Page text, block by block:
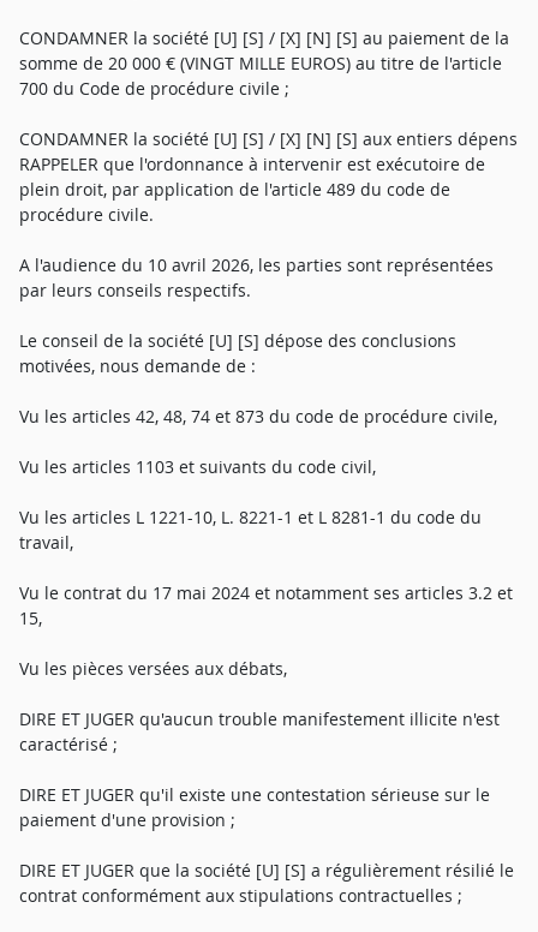
CONDAMNER la société [U] [S] / [X] [N] [S] au paiement de la
somme de 20 000 € (VINGT MILLE EUROS) au titre de l'article
700 du Code de procédure civile ;
CONDAMNER la société [U] [S] / [X] [N] [S] aux entiers dépens
RAPPELER que l'ordonnance à intervenir est exécutoire de
plein droit, par application de l'article 489 du code de
procédure civile.
A l'audience du 10 avril 2026, les parties sont représentées
par leurs conseils respectifs.
Le conseil de la société [U] [S] dépose des conclusions
motivées, nous demande de :
Vu les articles 42, 48, 74 et 873 du code de procédure civile,
Vu les articles 1103 et suivants du code civil,
Vu les articles L 1221-10, L. 8221-1 et L 8281-1 du code du
travail,
Vu le contrat du 17 mai 2024 et notamment ses articles 3.2 et
15,
Vu les pièces versées aux débats,
DIRE ET JUGER qu'aucun trouble manifestement illicite n'est
caractérisé ;
DIRE ET JUGER qu'il existe une contestation sérieuse sur le
paiement d'une provision ;
DIRE ET JUGER que la société [U] [S] a régulièrement résilié le
contrat conformément aux stipulations contractuelles ;